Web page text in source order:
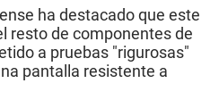
ha destacado que este
resto de componentes de
a pruebas "rigurosas"
pantalla resistente a